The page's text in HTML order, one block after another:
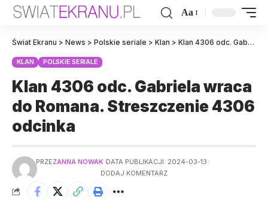
Aa
Świat Ekranu > News > Polskie seriale > Klan > Klan 4306 odc. Gabriela wraca do Romana. Streszczenie 4306 odcinka
KLAN POLSKIE SERIALE
Klan 4306 odc. Gabriela wraca
do Romana. Streszczenie 4306
odcinka
PRZEZANNA NOWAK DATA PUBLIKACJI: 2024-03-13
DODAJ KOMENTARZ